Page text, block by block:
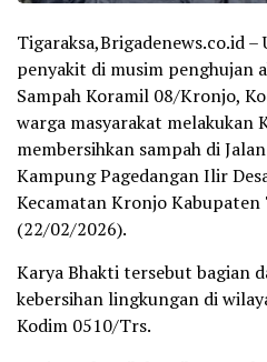
Tigaraksa,Brigadenews.co.id –
penyakit di musim penghujan
Sampah Koramil 08/Kronjo,
warga masyarakat melakukan
membersihkan sampah di
Kampung Pagedangan Ilir
Kecamatan Kronjo
(22/02/2026).
Karya Bhakti tersebut bagian
kebersihan lingkungan di
Kodim 0510/Trs.